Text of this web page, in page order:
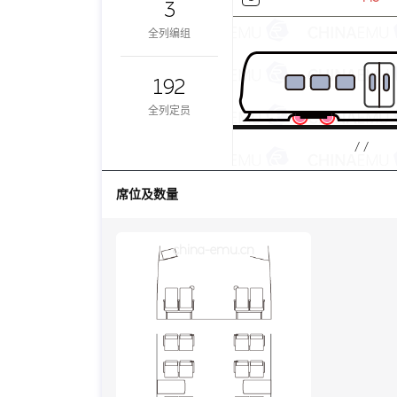
3
全列编组
192
全列定员
/ /
席位及数量
china-emu.cn